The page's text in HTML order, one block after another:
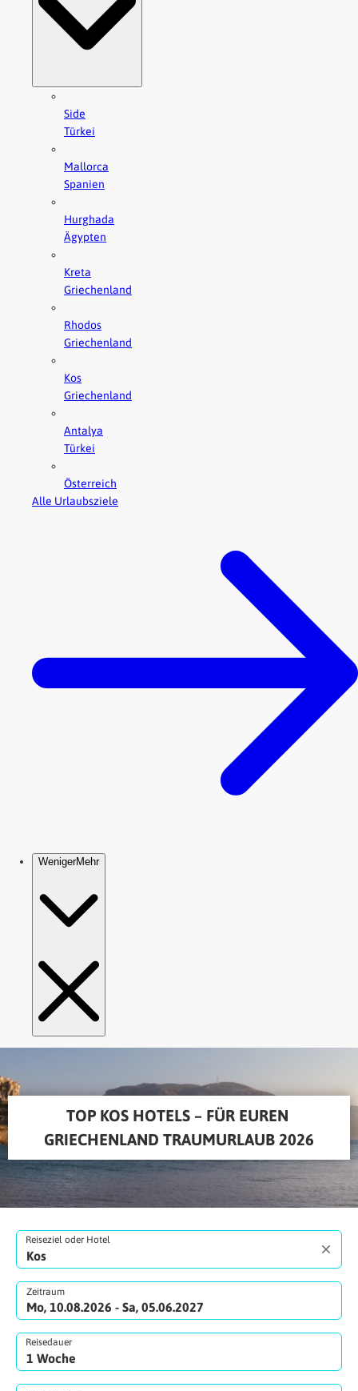
TOP KOS HOTELS – FÜR EUREN
GRIECHENLAND TRAUMURLAUB 2026
Reiseziel oder Hotel
Zeitraum
Mo, 10.08.2026 - Sa, 05.06.2027
Reisedauer